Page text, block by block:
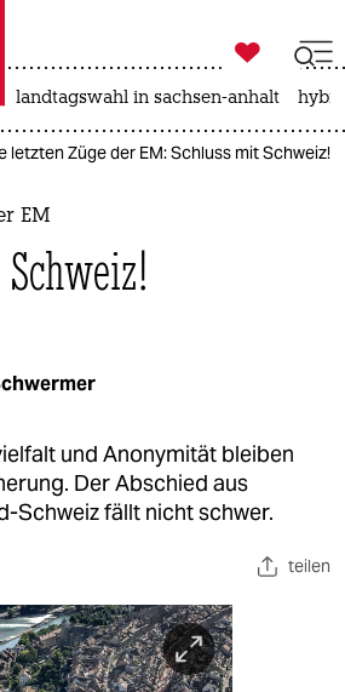
taz zahl ich
zahl ich

taz zahl ich
landtagswahl in sachsen-anhalt
letzten Züge der EM: Schluss mit Schweiz!
EM
und Anonymität bleiben
Der Abschied aus
Schweiz fällt nicht schwer.
teilen